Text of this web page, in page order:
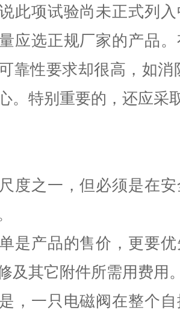
此项试验尚未正式列
应选正规厂家的产品
靠性要求却很高，如
。特别重要的，还应采
度之一，但必须是在
是产品的售价，更要
及其它附件所需用费用
，一只电磁阀在整个